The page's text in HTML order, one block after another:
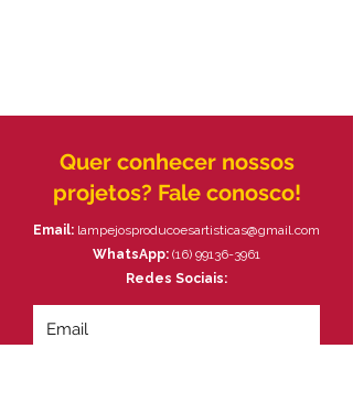
Quer conhecer nossos
projetos? Fale conosco!
Email: lampejosproducoesartisticas@gmail.com
WhatsApp: (16) 99136-3961
Redes Sociais: